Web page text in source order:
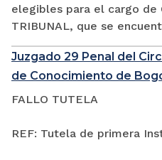
elegibles para el cargo de
TRIBUNAL, que se
Juzgado 29 Penal del
de Conocimiento de
FALLO TUTELA
REF: Tutela de primera